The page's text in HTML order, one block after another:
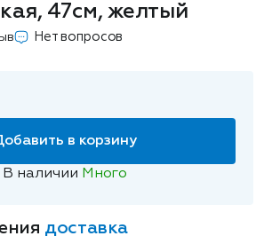
47см, желтый
Нет вопросов
в корзину
В наличии Много
доставка